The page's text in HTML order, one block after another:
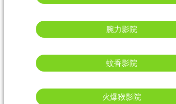
腕力影院
蚊香影院
火爆猴影院